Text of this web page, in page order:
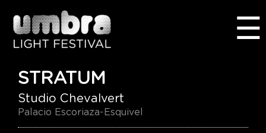
contenido
STRATUM
Studio Chevalvert
Palacio Escoriaza-Esquivel
☰